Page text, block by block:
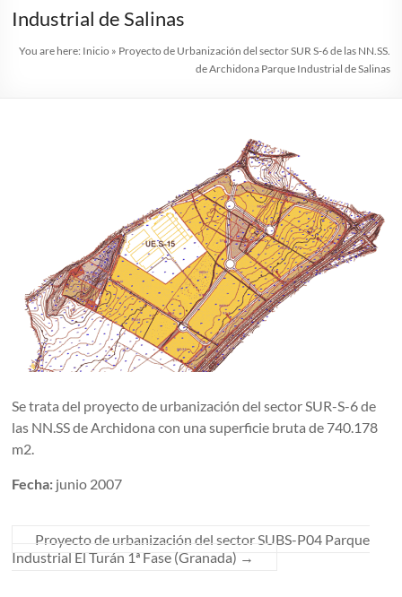
Industrial de Salinas
You are here: Inicio » Proyecto de Urbanización del sector SUR S-6 de las NN.SS.
de Archidona Parque Industrial de Salinas
Se trata del proyecto de urbanización del sector SUR-S-6 de
las NN.SS de Archidona con una superficie bruta de 740.178
m2.
Fecha: junio 2007
Proyecto de urbanización del sector SUBS-P04 Parque
Industrial El Turán 1ª Fase (Granada) →